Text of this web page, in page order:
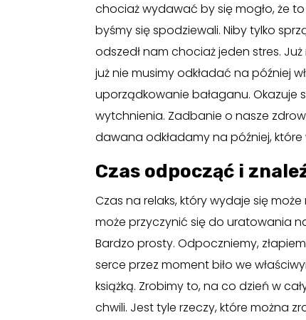
chociaż wydawać by się mogło, że
byśmy się spodziewali. Niby tylko
odszedł nam chociaż jeden stres.
już nie musimy odkładać na później
uporządkowanie bałaganu. Okazuje
wytchnienia. Zadbanie o nasze
dawana odkładamy na później,
Czas odpocząć i
Czas na relaks, który wydaje się
może przyczynić się do uratowania
Bardzo prosty. Odpoczniemy,
serce przez moment biło we
książką. Zrobimy to, na co dzień w
chwili. Jest tyle rzeczy, które można